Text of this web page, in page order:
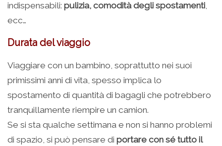
indispensabili: pulizia, comodità degli spostamenti,
ecc…
Durata del viaggio
Viaggiare con un bambino, soprattutto nei suoi
primissimi anni di vita, spesso implica lo
spostamento di quantità di bagagli che potrebbero
tranquillamente riempire un camion.
Se si sta qualche settimana e non si hanno problemi
di spazio, si può pensare di portare con sé tutto il